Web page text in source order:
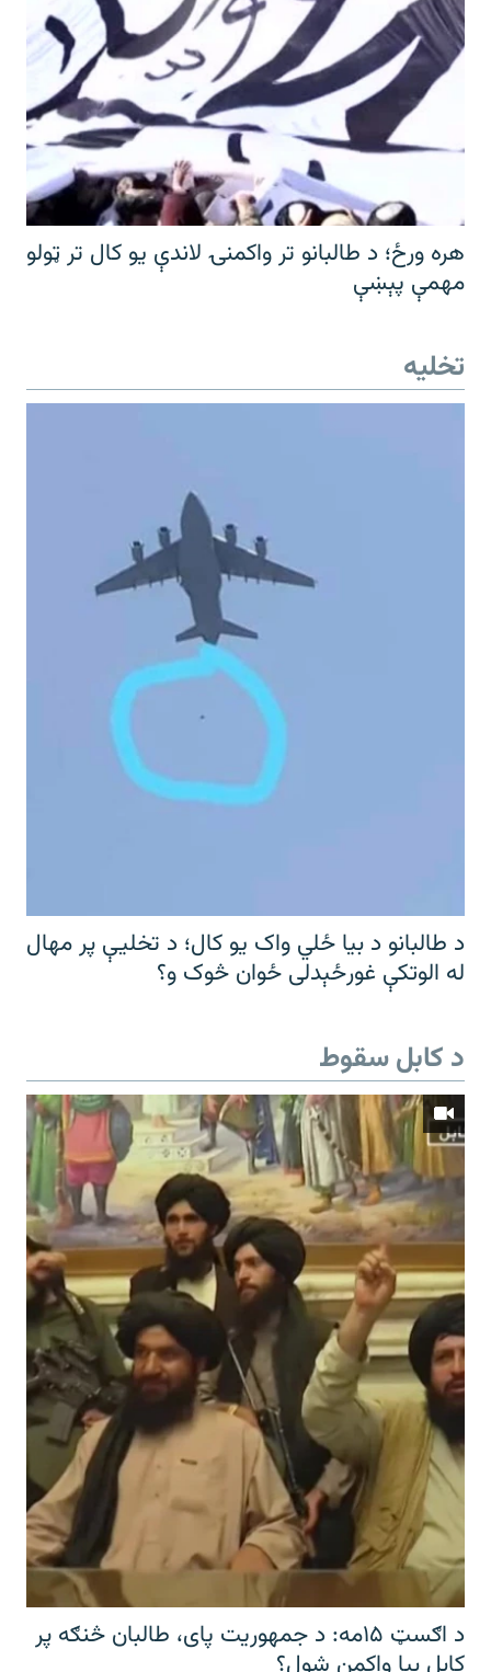
هره ورځ؛ د طالبانو تر واکمنۍ لاندې یو کال تر ټولو
مهمې پېښې
تخلیه
د طالبانو د بیا ځلي واک یو کال؛ د تخلیې پر مهال
له الوتکې غورځېدلی ځوان څوک و؟
د کابل سقوط
د اګسټ ۱۵مه: د جمهوریت پای، طالبان څنګه پر